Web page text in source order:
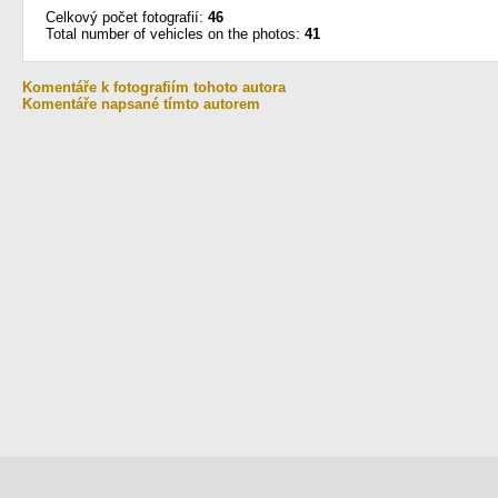
Celkový počet fotografií: 46
Total number of vehicles on the photos: 41
Komentáře k fotografiím tohoto autora
Komentáře napsané tímto autorem